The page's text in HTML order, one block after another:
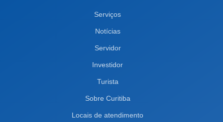
Serviços
Notícias
Servidor
Investidor
Turista
Sobre Curitiba
Locais de atendimento